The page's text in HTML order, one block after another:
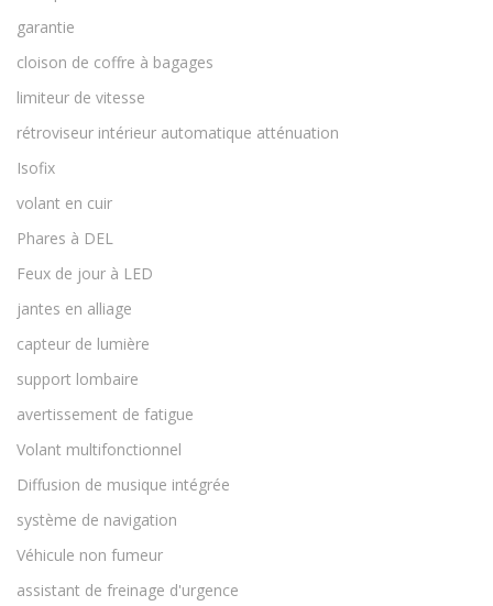
garantie
cloison de coffre à bagages
limiteur de vitesse
rétroviseur intérieur automatique atténuation
Isofix
volant en cuir
Phares à DEL
Feux de jour à LED
jantes en alliage
capteur de lumière
support lombaire
avertissement de fatigue
Volant multifonctionnel
Diffusion de musique intégrée
système de navigation
Véhicule non fumeur
assistant de freinage d'urgence